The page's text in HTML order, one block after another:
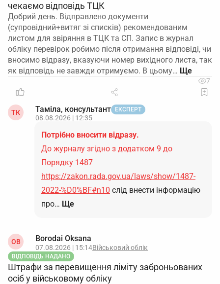
чекаємо відповідь ТЦК
Добрий день. Відправлено документи
(супровідний+витяг зі списків) рекомендованим
листом для звіряння в ТЦК та СП. Запис в журнал
обліку перевірок робимо після отримання відповіді, чи
вносимо відразу, вказуючи номер вихідного листа, так
як відповідь не завжди отримуємо. В цьому…
7
ТК Таміла, консультант ЕКСПЕРТ
08.08.2026 | 12:35
Потрібно вносити відразу.
До журналу згідно з додатком 9 до
Порядку 1487
https://zakon.rada.gov.ua/laws/show/1487-
2022-%D0%BF#n10 слід внести інформацію
про… Ще
OB Borodai Oksana
07.08.2026 | 15:14Військовий облік
ВІДПОВІДЬ НАДАНО
Штрафи за перевищення ліміту заброньованих
осіб у військовому обліку